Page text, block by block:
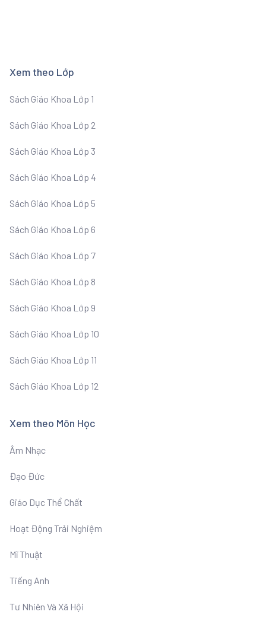
Xem theo Lớp
Sách Giáo Khoa Lớp 1
Sách Giáo Khoa Lớp 2
Sách Giáo Khoa Lớp 3
Sách Giáo Khoa Lớp 4
Sách Giáo Khoa Lớp 5
Sách Giáo Khoa Lớp 6
Sách Giáo Khoa Lớp 7
Sách Giáo Khoa Lớp 8
Sách Giáo Khoa Lớp 9
Sách Giáo Khoa Lớp 10
Sách Giáo Khoa Lớp 11
Sách Giáo Khoa Lớp 12
Xem theo Môn Học
Âm Nhạc
Đạo Đức
Giáo Dục Thể Chất
Hoạt Động Trải Nghiệm
Mĩ Thuật
Tiếng Anh
Tư Nhiên Và Xã Hội